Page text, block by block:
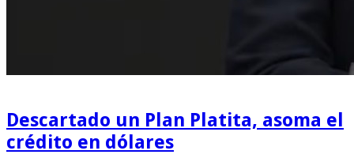
Descartado un Plan Platita, asoma el
crédito en dólares